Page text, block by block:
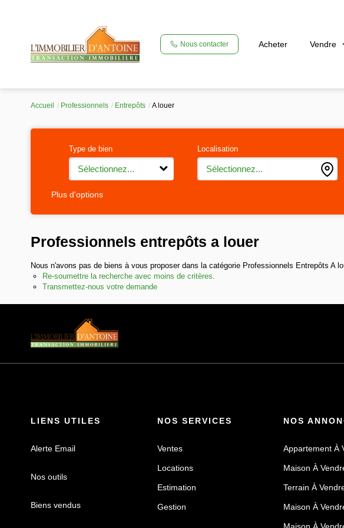
Nous contacter Acheter Vendre
Accueil Professionnels Entrepôts A louer
Type de bien
Sélectionnez...
Localisation
Sélectionnez...
Plus d'options
Professionnels entrepôts a louer
Nous n'avons pas de biens à vous proposer dans la catégorie Professionnels Entrepôts A
Re-soumettre la recherche avec moins de critères.
Transmettez-nous votre demande
LIENS UTILES
Alerte Email
Nos outils
Biens vendus
NOS SERVICES
Ventes
Locations
Estimation
Gestion
NOS
Appartement À
Maison À
Terrain À
Maison À